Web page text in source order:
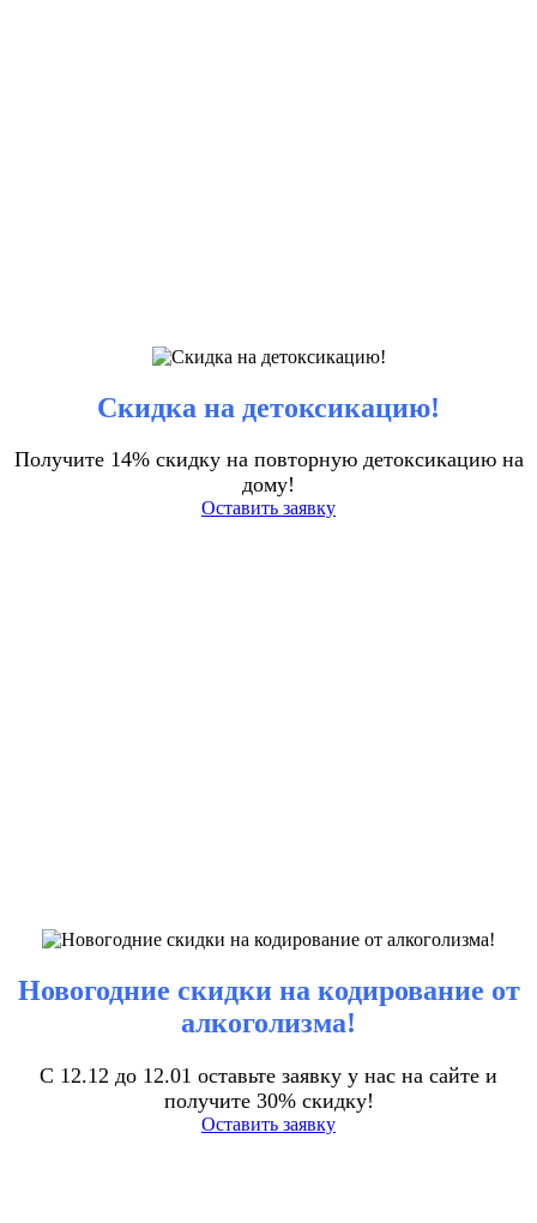
Скидка на детоксикацию!
Получите 14% скидку на повторную детоксикацию на
дому!
Оставить заявку
Новогодние скидки на кодирование от
алкоголизма!
С 12.12 до 12.01 оставьте заявку у нас на сайте и
получите 30% скидку!
Оставить заявку